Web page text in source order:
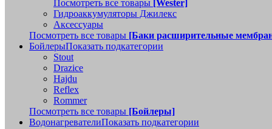
Посмотреть все товары [Wester]
Гидроаккумуляторы Джилекс
Аксессуары
Посмотреть все товары [Баки расширительные
БойлерыПоказать подкатегории
Stout
Drazice
Hajdu
Reflex
Rommer
Посмотреть все товары [Бойлеры]
ВодонагревателиПоказать подкатегории